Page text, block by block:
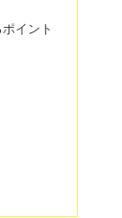
イント